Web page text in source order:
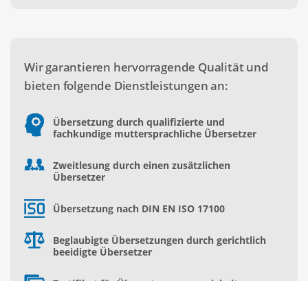
Wir garantieren hervorragende Qualität und
bieten folgende Dienstleistungen an:
Übersetzung durch qualifizierte und
fachkundige muttersprachliche Übersetzer
Zweitlesung durch einen zusätzlichen
Übersetzer
Übersetzung nach DIN EN ISO 17100
Beglaubigte Übersetzungen durch gerichtlich
beeidigte Übersetzer